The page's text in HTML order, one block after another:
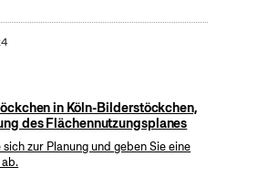
in Köln-Bilderstöckchen,
des Flächennutzungsplanes
zur Planung und geben Sie eine